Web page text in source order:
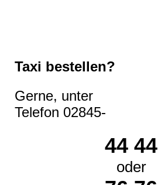
Taxi bestellen?
Gerne, unter
Telefon 02845-
44 44
oder